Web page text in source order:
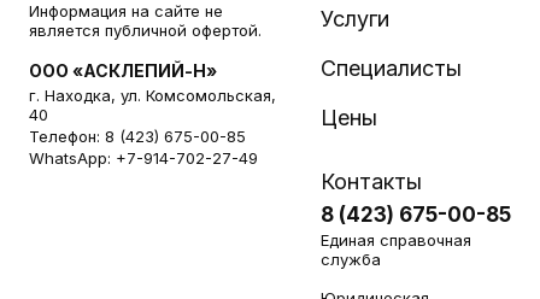
Информация на сайте не
является публичной офертой.
ООО «АСКЛЕПИЙ-Н»
г. Находка, ул. Комсомольская,
40
Телефон: 8 (423) 675-00-85
WhatsApp: +7-914-702-27-49
Услуги
Специалисты
Цены
Контакты
8 (423) 675-00-85
Единая справочная
служба